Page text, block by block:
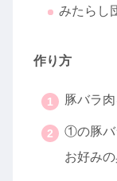
みたらし
作り方
豚バラ
①の豚バ
お好みの